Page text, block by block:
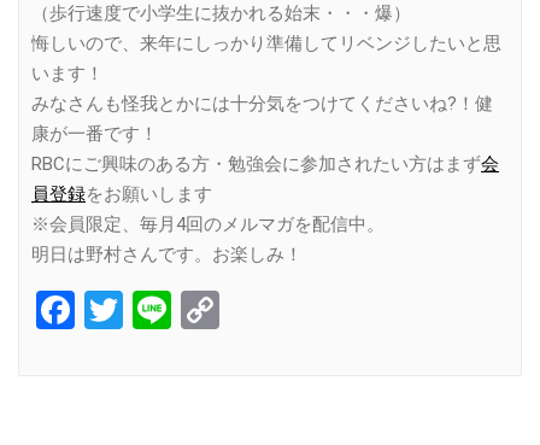
（歩行速度で小学生に抜かれる始末・・・爆）
悔しいので、来年にしっかり準備してリベンジしたいと思
います！
みなさんも怪我とかには十分気をつけてくださいね?！健
康が一番です！
RBCにご興味のある方・勉強会に参加されたい方はまず会
員登録をお願いします
※会員限定、毎月4回のメルマガを配信中。
明日は野村さんです。お楽しみ！
Facebook
Twitter
Line